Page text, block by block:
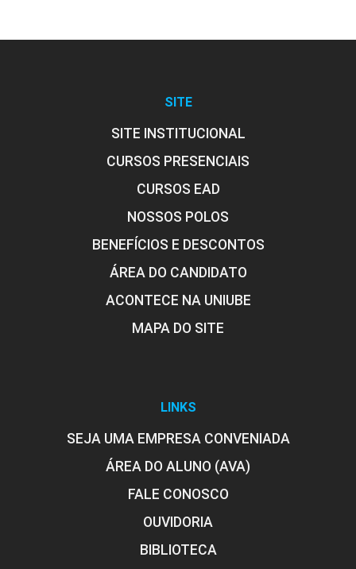
SITE
SITE INSTITUCIONAL
CURSOS PRESENCIAIS
CURSOS EAD
NOSSOS POLOS
BENEFÍCIOS E DESCONTOS
ÁREA DO CANDIDATO
ACONTECE NA UNIUBE
MAPA DO SITE
LINKS
SEJA UMA EMPRESA CONVENIADA
ÁREA DO ALUNO (AVA)
FALE CONOSCO
OUVIDORIA
BIBLIOTECA